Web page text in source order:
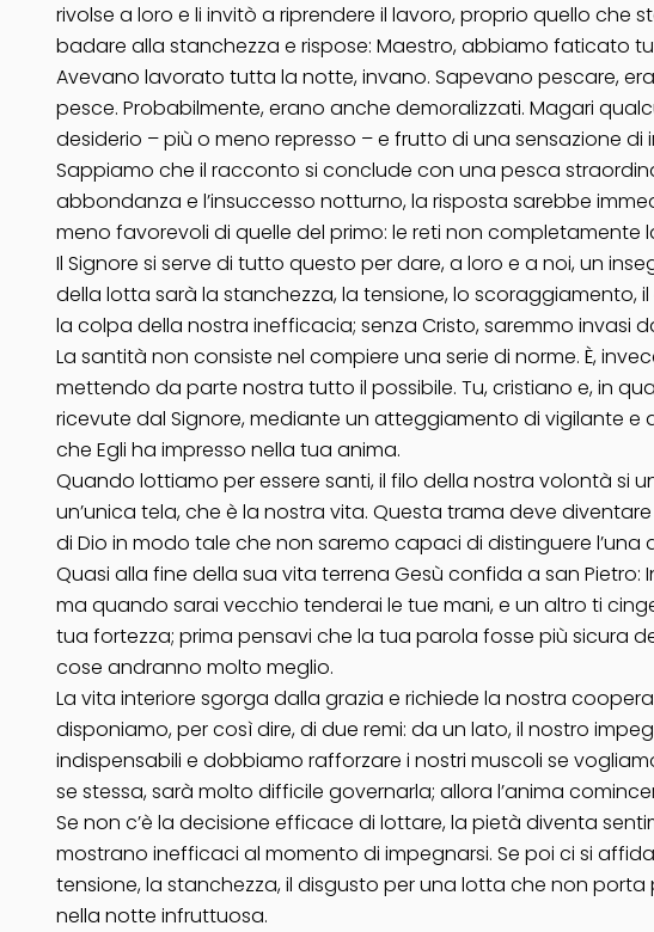
rivolse a loro e li invitò a riprendere il lavoro, proprio quello che
badare alla stanchezza e rispose: Maestro, abbiamo faticato
Avevano lavorato tutta la notte, invano. Sapevano pescare,
pesce. Probabilmente, erano anche demoralizzati. Magari
desiderio – più o meno represso – e frutto di una sensazione
Sappiamo che il racconto si conclude con una pesca
abbondanza e l’insuccesso notturno, la risposta sarebbe
meno favorevoli di quelle del primo: le reti non
Il Signore si serve di tutto questo per dare, a loro e a noi, un
della lotta sarà la stanchezza, la tensione, lo
la colpa della nostra inefficacia; senza Cristo, saremmo invasi
La santità non consiste nel compiere una serie di norme. È,
mettendo da parte nostra tutto il possibile. Tu, cristiano e, in
ricevute dal Signore, mediante un atteggiamento di vigilante e
che Egli ha impresso nella tua anima.
Quando lottiamo per essere santi, il filo della nostra volontà si
un’unica tela, che è la nostra vita. Questa trama deve
di Dio in modo tale che non saremo capaci di distinguere
Quasi alla fine della sua vita terrena Gesù confida a san
ma quando sarai vecchio tenderai le tue mani, e un altro ti
tua fortezza; prima pensavi che la tua parola fosse più sicura
cose andranno molto meglio.
La vita interiore sgorga dalla grazia e richiede la nostra
disponiamo, per così dire, di due remi: da un lato, il nostro
indispensabili e dobbiamo rafforzare i nostri muscoli se
se stessa, sarà molto difficile governarla; allora l’anima
Se non c’è la decisione efficace di lottare, la pietà diventa
mostrano inefficaci al momento di impegnarsi. Se poi ci si
tensione, la stanchezza, il disgusto per una lotta che non porta
nella notte infruttuosa.